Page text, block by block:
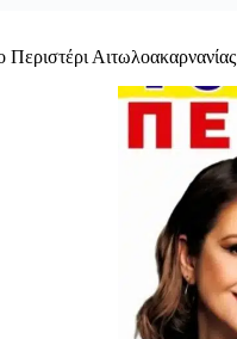
Περιστέρι Αιτωλοακαρνανίας